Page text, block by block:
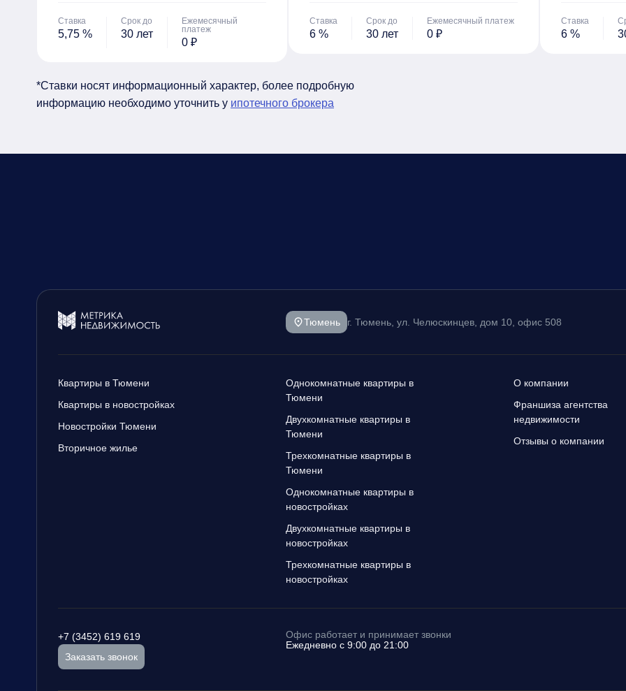
Ставка
5,75 %
Срок до
30 лет
Ежемесячный
платеж
0 ₽
Ставка
6 %
Срок до
30 лет
Ежемесячный платеж
0 ₽
Ставка
6 %
*Ставки носят информационный характер, более подробную
информацию необходимо уточнить у ипотечного брокера
Тюмень г. Тюмень, ул. Челюскинцев, дом 10, офис 508
Квартиры в Тюмени
Квартиры в новостройках
Новостройки Тюмени
Вторичное жилье
Однокомнатные квартиры в
Тюмени
Двухкомнатные квартиры в
Тюмени
Трехкомнатные квартиры в
Тюмени
Однокомнатные квартиры в
новостройках
Двухкомнатные квартиры в
новостройках
Трехкомнатные квартиры в
новостройках
О компании
Франшиза агентства
недвижимости
Отзывы о компании
+7 (3452) 619 619
Заказать звонок
Офис работает и принимает звонки
Ежедневно с 9:00 до 21:00